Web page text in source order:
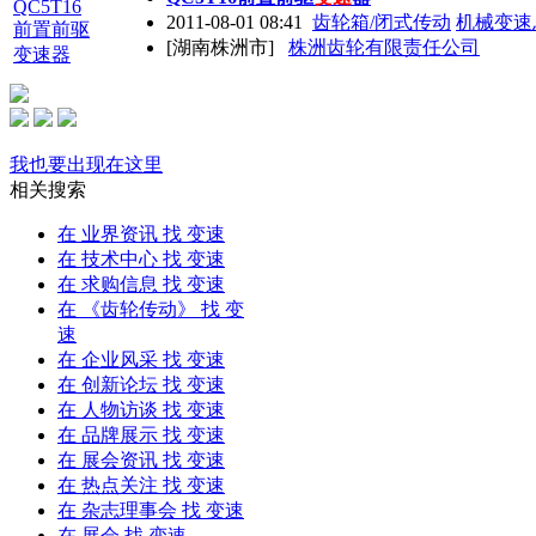
2011-08-01 08:41 齿轮箱/闭式传动 机械变
[湖南株洲市]
株洲齿轮有限责任公司
我也要出现在这里
相关搜索
在 业界资讯 找 变速
在 技术中心 找 变速
在 求购信息 找 变速
在
《齿轮传动》
找 变
速
在 企业风采 找 变速
在 创新论坛 找 变速
在 人物访谈 找 变速
在 品牌展示 找 变速
在 展会资讯 找 变速
在 热点关注 找 变速
在 杂志理事会 找 变速